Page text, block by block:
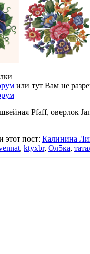
или тут Вам не
Pfaff, оверлок
этот пост: Калинина
, ktyxbr, Ол5ка,